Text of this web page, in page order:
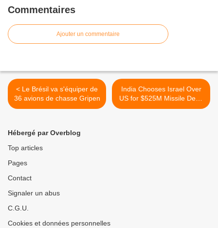
Commentaires
Ajouter un commentaire
< Le Brésil va s'équiper de
36 avions de chasse Gripen
India Chooses Israel Over
US for $525M Missile Deal,
Sources Say >
Hébergé par Overblog
Top articles
Pages
Contact
Signaler un abus
C.G.U.
Cookies et données personnelles